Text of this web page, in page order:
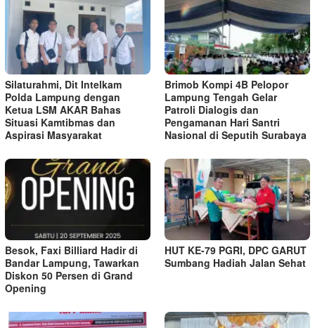
Silaturahmi, Dit Intelkam
Polda Lampung dengan
Ketua LSM AKAR Bahas
Situasi Kamtibmas dan
Aspirasi Masyarakat
Brimob Kompi 4B Pelopor
Lampung Tengah Gelar
Patroli Dialogis dan
Pengamanan Hari Santri
Nasional di Seputih Surabaya
Besok, Faxi Billiard Hadir di
Bandar Lampung, Tawarkan
Diskon 50 Persen di Grand
Opening
HUT KE-79 PGRI, DPC GARUT
Sumbang Hadiah Jalan Sehat